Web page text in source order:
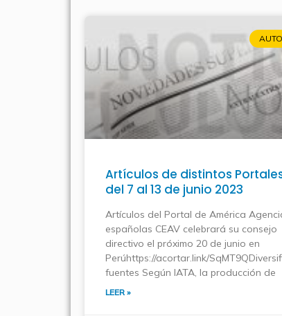
Artículos de distintos
del 7 al 13 de junio 2023
Artículos del Portal de América
españolas CEAV celebrará su consejo
directivo el próximo 20 de junio en
Perúhttps://acortar.link/
fuentes Según IATA, la producción de
LEER »